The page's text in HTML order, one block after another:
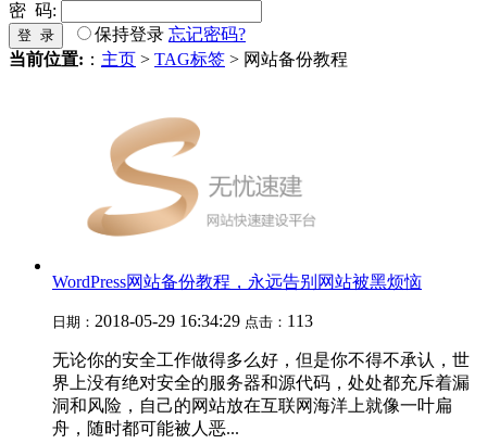
密 码:
登 录 保持登录 忘记密码?
当前位置: ： 主页 > TAG标签 > 网站备份教程
WordPress网站备份教程，永远告别网站被黑烦恼
日期： 2018-05-29 16:34:29 点击： 113
无论你的安全工作做得多么好，但是你不得不承认，世
界上没有绝对安全的服务器和源代码，处处都充斥着漏
洞和风险，自己的网站放在互联网海洋上就像一叶扁
舟，随时都可能被人恶...